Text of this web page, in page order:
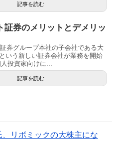
記事を読む
証券のメリットとデメリッ
券グループ本社の子会社である大
いう新しい証券会社が業務を開始
投資家向けに...
記事を読む
リボミックの大株主にな